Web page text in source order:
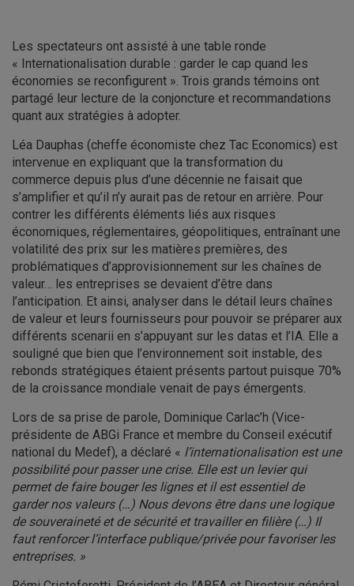
Les spectateurs ont assisté à une table ronde
« Internationalisation durable : garder le cap quand les
économies se reconfigurent ». Trois grands témoins ont
partagé leur lecture de la conjoncture et recommandations
quant aux stratégies à adopter.
Léa Dauphas (cheffe économiste chez Tac Economics) est
intervenue en expliquant que la transformation du
commerce depuis plus d’une décennie ne faisait que
s’amplifier et qu’il n’y aurait pas de retour en arrière. Pour
contrer les différents éléments liés aux risques
économiques, réglementaires, géopolitiques, entraînant une
volatilité des prix sur les matières premières, des
problématiques d’approvisionnement sur les chaînes de
valeur… les entreprises se devaient d’être dans
l’anticipation. Et ainsi, analyser dans le détail leurs chaînes
de valeur et leurs fournisseurs pour pouvoir se préparer aux
différents scenarii en s’appuyant sur les datas et l’IA. Elle a
souligné que bien que l’environnement soit instable, des
rebonds stratégiques étaient présents partout puisque 70%
de la croissance mondiale venait de pays émergents.
Lors de sa prise de parole, Dominique Carlac’h (Vice-
présidente de ABGi France et membre du Conseil exécutif
national du Medef), a déclaré « l’internationalisation est une
possibilité pour passer une crise. Elle est un levier qui
permet de faire bouger les lignes et il est essentiel de
garder nos valeurs (…) Nous devons être dans une logique
de souveraineté et de sécurité et travailler en filière (…) Il
faut renforcer l’interface publique/privée pour favoriser les
entreprises. »